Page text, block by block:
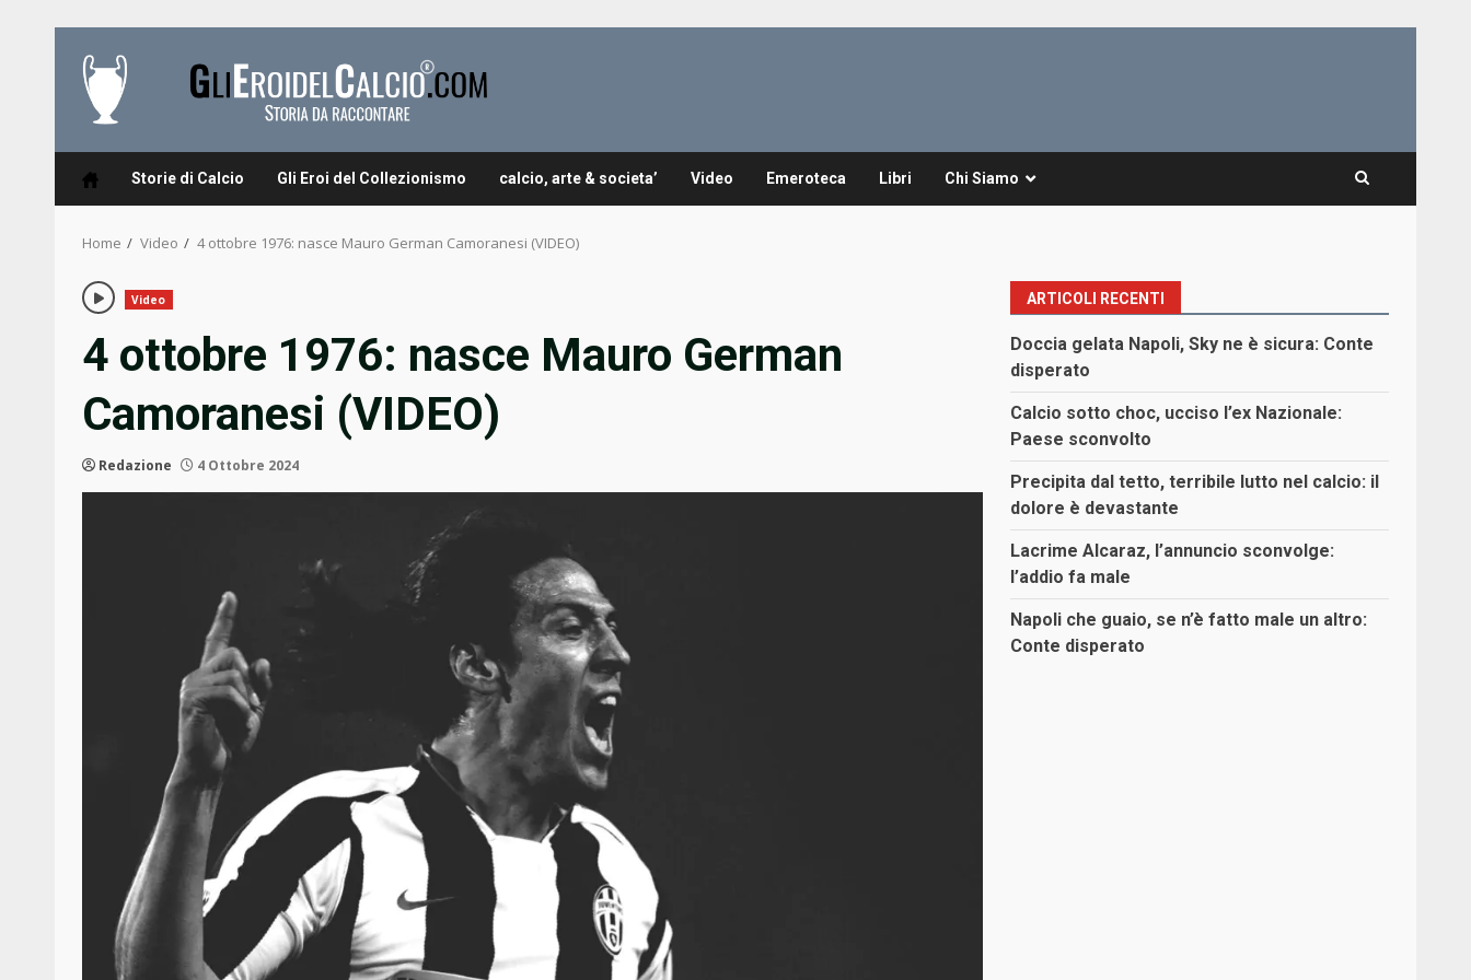
content
Storie di Calcio Gli Eroi del Collezionismo calcio, arte & societa’ Video Emeroteca Libri Chi Siamo
Home Video 4 ottobre 1976: nasce Mauro German Camoranesi (VIDEO)
Video
4 ottobre 1976: nasce Mauro German
Camoranesi (VIDEO)
Redazione 4 Ottobre 2024
ARTICOLI RECENTI
Doccia gelata Napoli, Sky ne è sicura: Conte
disperato
Calcio sotto choc, ucciso l’ex Nazionale:
Paese sconvolto
Precipita dal tetto, terribile lutto nel calcio: il
dolore è devastante
Lacrime Alcaraz, l’annuncio sconvolge:
l’addio fa male
Napoli che guaio, se n’è fatto male un altro:
Conte disperato